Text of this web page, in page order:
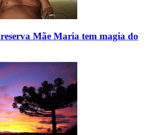
Mãe Maria tem magia do